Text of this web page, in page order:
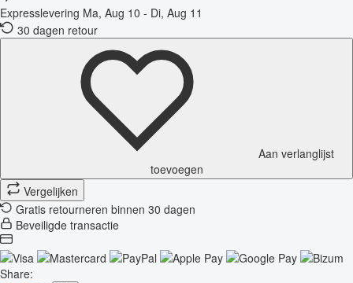
Expresslevering Ma, Aug 10 - Di, Aug 11
30 dagen retour
Aan verlanglijst
toevoegen
Vergelijken
Gratis retourneren binnen 30 dagen
Beveiligde transactie
Share: